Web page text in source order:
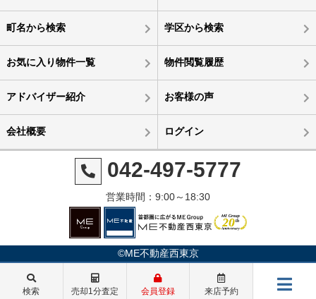
町名から検索 学区から検索
お気に入り物件一覧 物件閲覧履歴
アドバイザー紹介 お客様の声
会社概要 ログイン
042-497-5777
営業時間：9:00～18:30
©ME不動産西東京
検索 売却1分査定 会員登録 来店予約